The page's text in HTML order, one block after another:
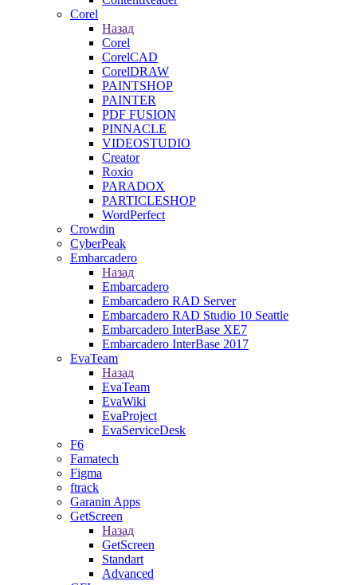
Corel
Назад
Corel
CorelCAD
CorelDRAW
PAINTSHOP
PAINTER
PDF FUSION
PINNACLE
VIDEOSTUDIO
Creator
Roxio
PARADOX
PARTICLESHOP
WordPerfect
Crowdin
CyberPeak
Embarcadero
Назад
Embarcadero
Embarcadero RAD Server
Embarcadero RAD Studio 10 Seattle
Embarcadero InterBase XE7
Embarcadero InterBase 2017
EvaTeam
Назад
EvaTeam
EvaWiki
EvaProject
EvaServiceDesk
F6
Famatech
Figma
ftrack
Garanin Apps
GetScreen
Назад
GetScreen
Standart
Advanced